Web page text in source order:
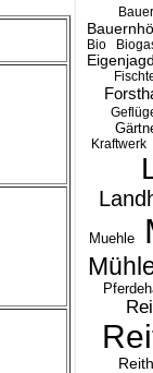
Bio
Eigenjagd
Kraftwerk
Muehle